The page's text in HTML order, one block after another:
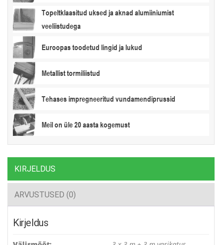
Topeltklaasitud uksed ja aknad alumiiniumist
veeliistudega
Euroopas toodetud lingid ja lukud
Metallist tormiliistud
Tehases impregneeritud vundamendiprussid
Meil on üle 20 aasta kogemust
KIRJELDUS
ARVUSTUSED (0)
Kirjeldus